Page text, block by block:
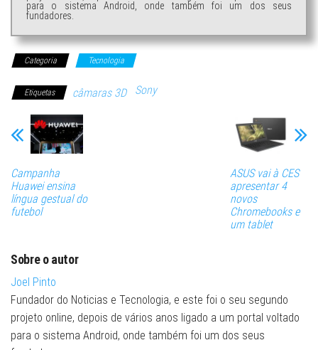
para o sistema Android, onde também foi um dos seus
fundadores.
Categoria Tecnologia
Etiquetas câmaras 3D Sony
Campanha
Huawei ensina
língua gestual do
futebol
ASUS vai à CES
apresentar 4
novos
Chromebooks e
um tablet
Sobre o autor
Joel Pinto
Fundador do Noticias e Tecnologia, e este foi o seu segundo
projeto online, depois de vários anos ligado a um portal voltado
para o sistema Android, onde também foi um dos seus